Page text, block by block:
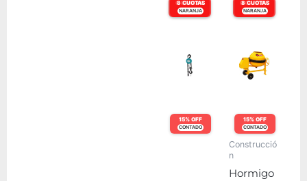
6 CUOTAS
VISA
8 CUOTAS
NARANJA
15% OFF
CONTADO
6 CUOTAS
VISA
8 CUOTAS
NARANJA
15% OFF
CONTADO
Construcció
n
Hormigo